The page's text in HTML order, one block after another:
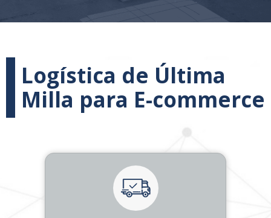
Logística de Última
Milla para E-commerce